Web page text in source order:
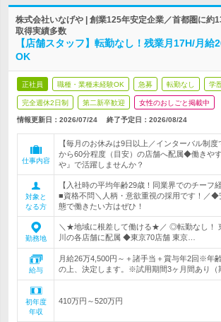
株式会社いなげや | 創業125年安定企業／首都圏に約
取得実績多数
【店舗スタッフ】転勤なし！残業月17H/月給
OK
正社員 職種・業種未経験OK 急募 転勤なし 学
完全週休2日制 第二新卒歓迎 女性のおしごと掲載中
情報更新日：2026/07/24 終了予定日： 2026/08/24
仕事内容
【毎月のお休みは9日以上／インターバル制
から60分程度（目安）の店舗へ配属◆働きや
や』で活躍しませんか？
対象と
なる方
【入社時の平均年齢29歳！同業界でのチーフ
■資格不問＼人柄・意欲重視の採用です！／◆
態で働きたい方はぜひ！
勤務地
＼★地域に根差して働ける★／ ◎転勤なし！
川の各店舗に配属 ◆東京70店舗 東京…
給与
月給26万4,500円～＋諸手当＋賞与年2回※年
の上、決定します。※試用期間3ヶ月間あり（
初年度
年収
410万円～520万円